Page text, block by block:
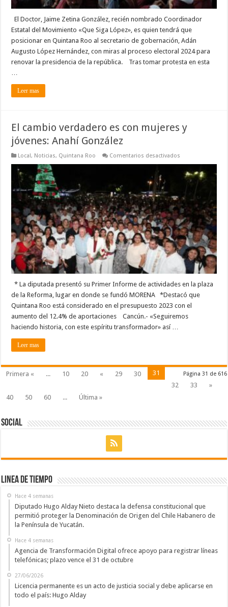
El Doctor, Jaime Zetina González, recién nombrado Coordinador
Estatal del Movimiento «Que Siga López», es quien tendrá que
posicionar en Quintana Roo al secretario de gobernación, Adán
Augusto López Hernández, con miras al proceso electoral 2024 para
renovar la presidencia de la república. Tras tomar protesta en esta
…
Leer mas
El cambio verdadero es con mujeres y
jóvenes: Anahí González
Local, Noticias, Quintana Roo Comentarios desactivados
verdadero
mujeres
y
jóvenes:
Anahí
González
* La diputada presentó su Primer Informe de actividades en la plaza
de la Reforma, lugar en donde se fundó MORENA *Destacó que
Quintana Roo está considerado en el presupuesto 2023 con el
aumento del 12.4% de aportaciones Cancún.- «Seguiremos
haciendo historia, con este espíritu transformador» así …
Leer mas
Página 31 de 616
Primera « ... 10 20 « 29 30
31
32
33
»
40
50 60 ... Última »
Social
Linea de Tiempo
Hace 4 semanas
Diputado Hugo Alday Nieto destaca la defensa constitucional que
permitió proteger la Denominación de Origen del Chile Habanero de
la Península de Yucatán.
Hace 4 semanas
Agencia de Transformación Digital ofrece apoyo para registrar líneas
telefónicas; plazo vence el 31 de octubre
27/06/2026
Licencia permanente es un acto de justicia social y debe aplicarse en
todo el país: Hugo Alday